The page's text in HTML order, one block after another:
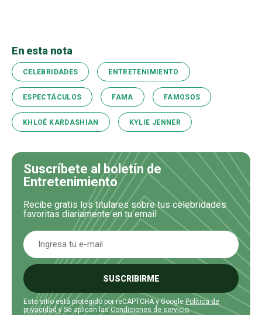
En esta nota
CELEBRIDADES ENTRETENIMIENTO
ESPECTÁCULOS FAMA FAMOSOS
KHLOÉ KARDASHIAN KYLIE JENNER
Suscríbete al boletín de
Entretenimiento
Recibe gratis los titulares sobre tus celebridades
favoritas diariamente en tu email
SUSCRIBIRME
Este sitio está protegido por reCAPTCHA y Google Política de
privacidad y Se aplican lasCondiciones de servicio.